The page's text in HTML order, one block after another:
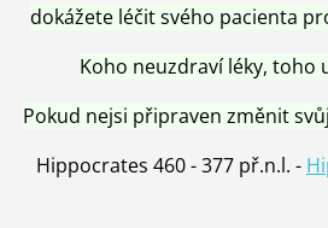
dokážete léčit svého pacienta
Koho neuzdraví léky, toho
Pokud nejsi připraven změnit
Hippocrates 460 - 377 př.n.l. -